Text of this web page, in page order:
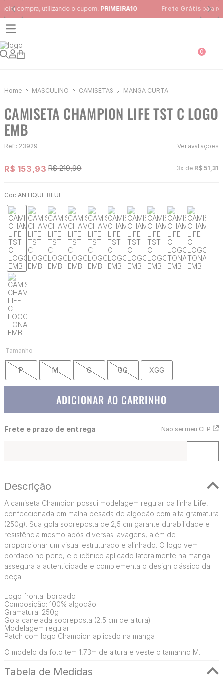
Frete Grátispara região Sudeste em pedidos acima de R$ 399,00
0
MASCULINO CAMISETAS MANGA CURTA
CAMISETA CHAMPION LIFE TST C LOGO
EMB
Ref:: 23929 Ver avaliações
R$ 153,93 R$ 219,90 3x de R$ 51 ,31
Cor: ANTIQUE BLUE
Tamanho
P M G GG XGG
ADICIONAR AO CARRINHO
Frete e prazo de entrega Não sei meu CEP
Descrição
A camiseta Champion possui modelagem regular da linha Life,
confeccionada em malha pesada de algodão com alta gramatura
(250g). Sua gola sobreposta de 2,5 cm garante durabilidade e
resistência mesmo após diversas lavagens, além de
proporcionar um visual estruturado e alinhado. O logo vem
bordado no peito, e o icônico aplicado lateralmente na manga
assegura a autenticidade e complementa o design clássico da
peça.
Logo frontal bordado
Composição: 100% algodão
Gramatura: 250g
Gola canelada sobreposta (2,5 cm de altura)
Modelagem regular
Patch com logo Champion aplicado na manga
O modelo da foto tem 1,73m de altura e veste o tamanho M.
Tabela de Medidas